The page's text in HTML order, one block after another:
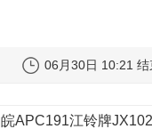
06月30日 10:21 结
皖APC191江铃牌